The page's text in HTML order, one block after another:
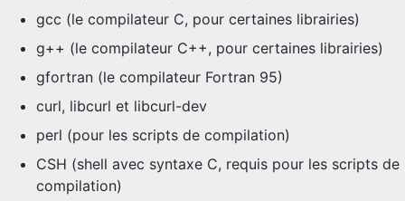
gcc (le compilateur C, pour certaines librairies)
g++ (le compilateur C++, pour certaines librairies)
gfortran (le compilateur Fortran 95)
curl, libcurl et libcurl-dev
perl (pour les scripts de compilation)
CSH (shell avec syntaxe C, requis pour les scripts de
compilation)